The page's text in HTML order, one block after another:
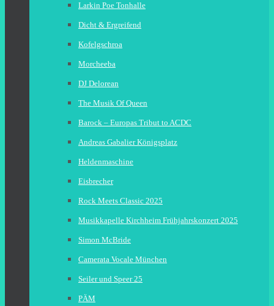
Larkin Poe Tonhalle
Dicht & Ergreifend
Kofelgschroa
Morcheeba
DJ Delorean
The Musik Of Queen
Barock – Europas Tribut to ACDC
Andreas Gabalier Königsplatz
Heldenmaschine
Eisbrecher
Rock Meets Classic 2025
Musikkapelle Kirchheim Frühjahrskonzert 2025
Simon McBride
Camerata Vocale München
Seiler und Speer 25
PÄM